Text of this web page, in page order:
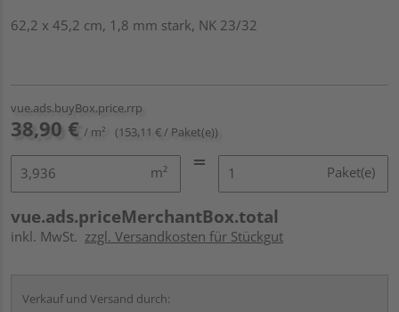
62,2 x 45,2 cm, 1,8 mm stark, NK 23/32
vue.ads.buyBox.price.rrp
38,90 € / m² (153,11 € / Paket(e))
m² Paket(e)
vue.ads.priceMerchantBox.total
inkl. MwSt. zzgl. Versandkosten für Stückgut
Verkauf und Versand durch: